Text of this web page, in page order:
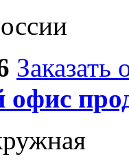
Заказать